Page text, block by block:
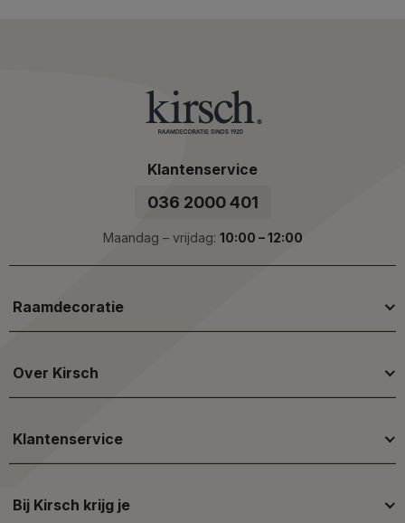
Klantenservice
036 2000 401
Maandag – vrijdag: 10:00 – 12:00
Raamdecoratie
Over Kirsch
Klantenservice
Bij Kirsch krijg je